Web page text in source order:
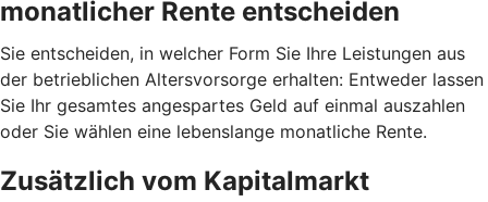
monatlicher Rente entscheiden
Sie entscheiden, in welcher Form Sie Ihre Leistungen aus
der betrieblichen Altersvorsorge erhalten: Entweder lassen
Sie Ihr gesamtes angespartes Geld auf einmal auszahlen
oder Sie wählen eine lebenslange monatliche Rente.
Zusätzlich vom Kapitalmarkt